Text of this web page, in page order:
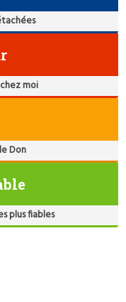
moi
Don
plus fiables